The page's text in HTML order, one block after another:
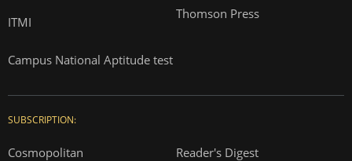
ITMI
Campus National Aptitude test
Thomson Press
SUBSCRIPTION:
Cosmopolitan Reader's Digest